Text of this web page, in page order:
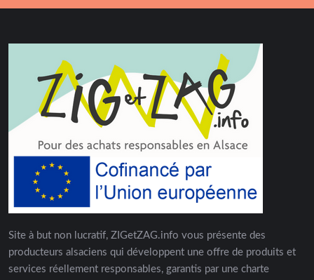
Site à but non lucratif, ZIGetZAG.info vous présente des
producteurs alsaciens qui développent une offre de produits et
services réellement responsables, garantis par une charte